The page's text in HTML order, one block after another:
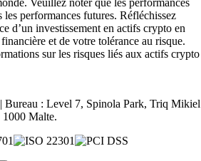
les performances futures. Réfléchissez
d’un investissement en actifs crypto en
et de votre tolérance au risque.
sur les risques liés aux actifs crypto
| Bureau : Level 7, Spinola Park, Triq Mikiel
Malte.